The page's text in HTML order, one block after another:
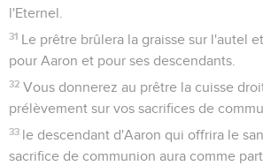
l'Eternel.
31 Le prêtre brûlera la graisse sur l'autel
pour Aaron et pour ses descendants.
32 Vous donnerez au prêtre la cuisse
prélèvement sur vos sacrifices de
33 le descendant d'Aaron qui offrira le
sacrifice de communion aura comme